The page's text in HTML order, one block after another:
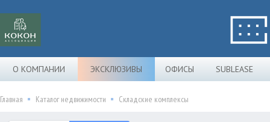
О КОМПАНИИ ЭКСКЛЮЗИВЫ ОФИСЫ SUBLEASE
Главная Каталог недвижимости Складские комплексы